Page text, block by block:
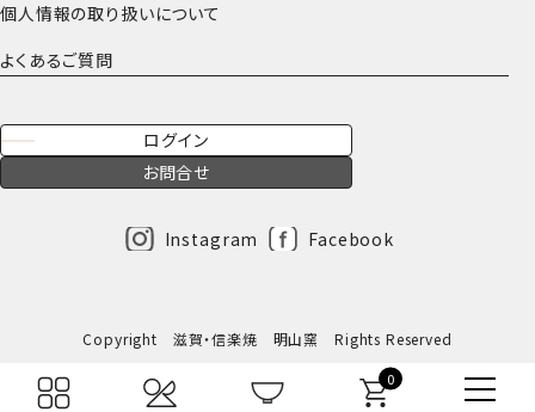
0
個人情報の取り扱いについて
よくあるご質問
ログイン
お問合せ
Instagram Facebook
Copyright 滋賀・信楽焼 明山窯 Rights Reserved